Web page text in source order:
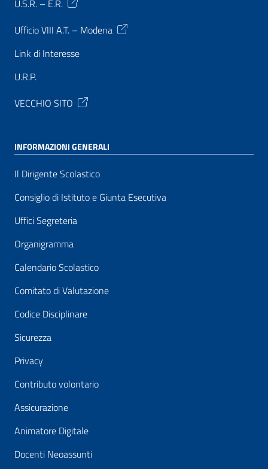
U.S.R. – E.R.
Ufficio VIII A.T. – Modena
Link di Interesse
U.R.P.
VECCHIO SITO
INFORMAZIONI GENERALI
Il Dirigente Scolastico
Consiglio di Istituto e Giunta Esecutiva
Uffici Segreteria
Organigramma
Calendario Scolastico
Comitato di Valutazione
Codice Disciplinare
Sicurezza
Privacy
Contributo volontario
Assicurazione
Animatore Digitale
Docenti Neoassunti